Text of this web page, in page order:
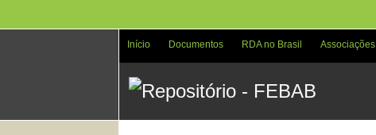
Início Documentos RDA no Brasil Associações